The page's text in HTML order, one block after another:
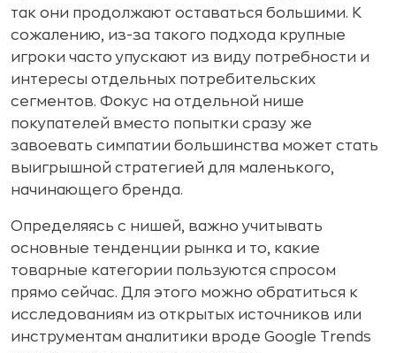
так они продолжают оставаться большими. К
сожалению, из-за такого подхода крупные
игроки часто упускают из виду потребности и
интересы отдельных потребительских
сегментов. Фокус на отдельной нише
покупателей вместо попытки сразу же
завоевать симпатии большинства может стать
выигрышной стратегией для маленького,
начинающего бренда.
Определяясь с нишей, важно учитывать
основные тенденции рынка и то, какие
товарные категории пользуются спросом
прямо сейчас. Для этого можно обратиться к
исследованиям из открытых источников или
инструментам аналитики вроде Google Trends